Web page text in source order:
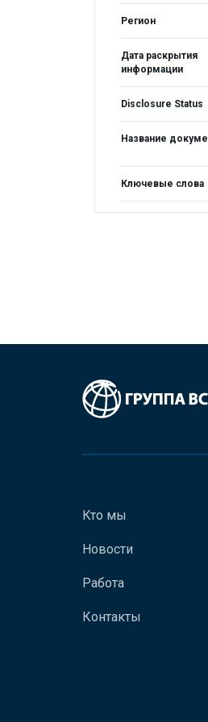
Регион
Дата раскрытия
информации
Disclosure Status
Название
Ключевые слова
Кто мы
Новости
Работа
Контакты